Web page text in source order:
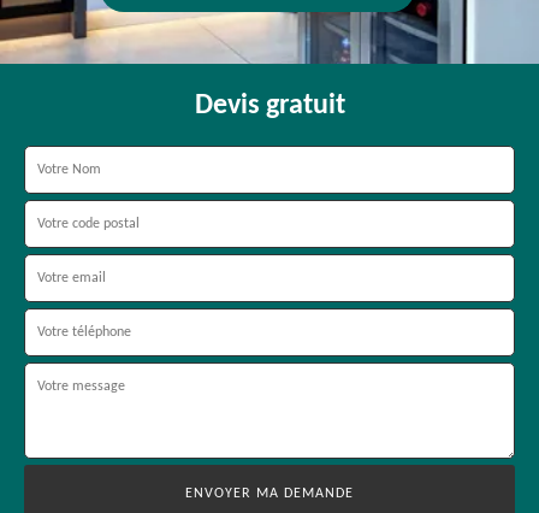
Devis gratuit